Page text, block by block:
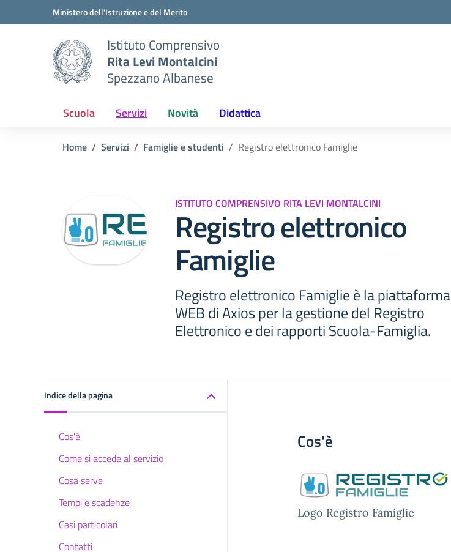
Vai ai contenuti
Vai al menu di navigazioneMinistero dell'Istruzione e del Merito
Istituto Comprensivo
Rita Levi Montalcini
Spezzano Albanese
Scuola Servizi Novità Didattica
Home Servizi Famiglie e studenti Registro elettronico Famiglie
ISTITUTO COMPRENSIVO RITA LEVI MONTALCINI
Registro elettronico
Famiglie
Registro elettronico Famiglie è la piattaforma
WEB di Axios per la gestione del Registro
Elettronico e dei rapporti Scuola-Famiglia.
Indice della pagina
Cos'è
Come si accede al servizio
Cosa serve
Tempi e scadenze
Casi particolari
Contatti
Cos'è
Logo Registro Famiglie